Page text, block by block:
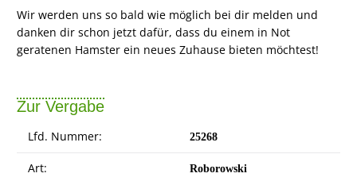
Wir werden uns so bald wie möglich bei dir melden und
danken dir schon jetzt dafür, dass du einem in Not
geratenen Hamster ein neues Zuhause bieten möchtest!
Zur Vergabe
Lfd. Nummer: 25268
Art: Roborowski